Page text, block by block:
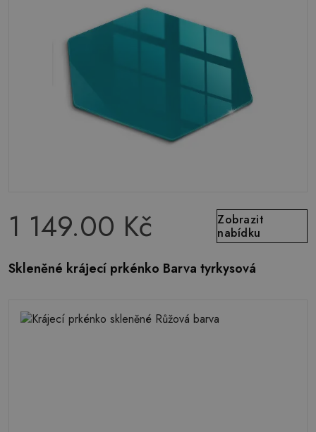
1 149.00 Kč
Zobrazit
nabídku
Skleněné krájecí prkénko Barva tyrkysová